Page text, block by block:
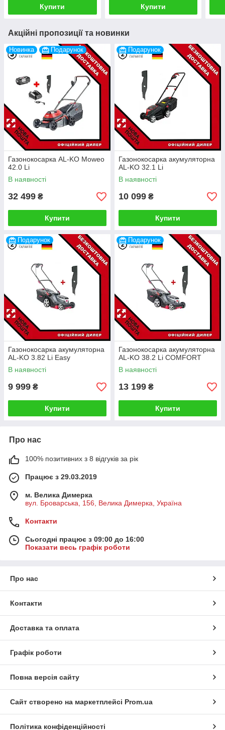
Купити Купити
Акційні пропозиції та новинки
Новинка Подарунок
Газонокосарка AL-KO Moweo
42.0 Li
В наявності
32 499 ₴
Купити
Подарунок
Газонокосарка акумуляторна
AL-KO 32.1 Li
В наявності
10 099 ₴
Купити
Подарунок
Газонокосарка акумуляторна
AL-KO 3.82 Li Easy
В наявності
9 999 ₴
Купити
Подарунок
Газонокосарка акумуляторна
AL-KO 38.2 Li COMFORT
В наявності
13 199 ₴
Купити
Про нас
100% позитивних з 8 відгуків за рік
Працює з 29.03.2019
м. Велика Димерка
вул. Броварська, 156, Велика Димерка, Україна
Контакти
Сьогодні працює з 09:00 до 16:00
Показати весь графік роботи
Про нас
Контакти
Доставка та оплата
Графік роботи
Повна версія сайту
Сайт створено на маркетплейсі Prom.ua
Політика конфіденційності